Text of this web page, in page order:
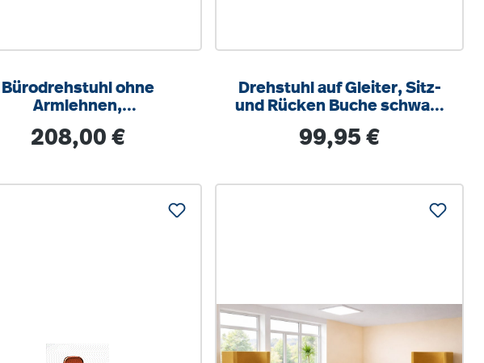
Bürodrehstuhl ohne
Armlehnen,
Regulärer Preis:
208,00 €
Drehstuhl auf Gleiter, Sitz-
und Rücken Buche schwarz
Neigungsverstellbar
Regulärer Preis:
99,95 €